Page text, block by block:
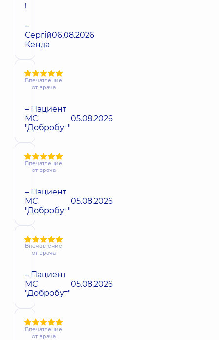
!
–
Сергій
Кенда
06.08.2026
Впечатление
от врача
– Пациент
МС
"Добробут"
05.08.2026
Впечатление
от врача
– Пациент
МС
"Добробут"
05.08.2026
Впечатление
от врача
– Пациент
МС
"Добробут"
05.08.2026
Впечатление
от врача